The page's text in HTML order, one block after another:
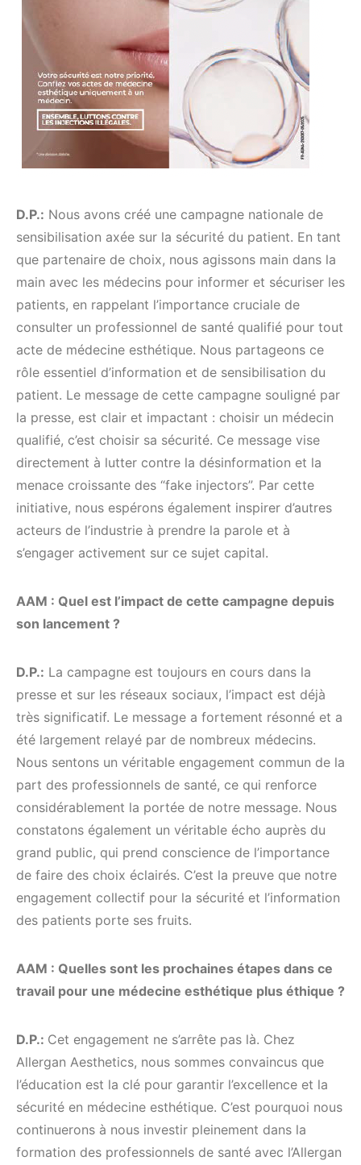
D.P.: Nous avons créé une campagne nationale de
sensibilisation axée sur la sécurité du patient. En tant
que partenaire de choix, nous agissons main dans la
main avec les médecins pour informer et sécuriser les
patients, en rappelant l’importance cruciale de
consulter un professionnel de santé qualifié pour tout
acte de médecine esthétique. Nous partageons ce
rôle essentiel d’information et de sensibilisation du
patient. Le message de cette campagne souligné par
la presse, est clair et impactant : choisir un médecin
qualifié, c’est choisir sa sécurité. Ce message vise
directement à lutter contre la désinformation et la
menace croissante des “fake injectors”. Par cette
initiative, nous espérons également inspirer d’autres
acteurs de l’industrie à prendre la parole et à
s’engager activement sur ce sujet capital.
AAM : Quel est l’impact de cette campagne depuis
son lancement ?
D.P.: La campagne est toujours en cours dans la
presse et sur les réseaux sociaux, l’impact est déjà
très significatif. Le message a fortement résonné et a
été largement relayé par de nombreux médecins.
Nous sentons un véritable engagement commun de la
part des professionnels de santé, ce qui renforce
considérablement la portée de notre message. Nous
constatons également un véritable écho auprès du
grand public, qui prend conscience de l’importance
de faire des choix éclairés. C’est la preuve que notre
engagement collectif pour la sécurité et l’information
des patients porte ses fruits.
AAM : Quelles sont les prochaines étapes dans ce
travail pour une médecine esthétique plus éthique ?
D.P.: Cet engagement ne s’arrête pas là. Chez
Allergan Aesthetics, nous sommes convaincus que
l’éducation est la clé pour garantir l’excellence et la
sécurité en médecine esthétique. C’est pourquoi nous
continuerons à nous investir pleinement dans la
formation des professionnels de santé avec l’Allergan